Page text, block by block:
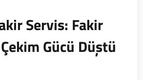
Servis: Fakir
Gücü Düştü